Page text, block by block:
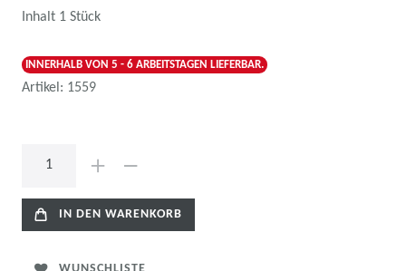
Inhalt 1 Stück
INNERHALB VON 5 - 6 ARBEITSTAGEN LIEFERBAR.
Artikel: 1559
IN DEN WARENKORB